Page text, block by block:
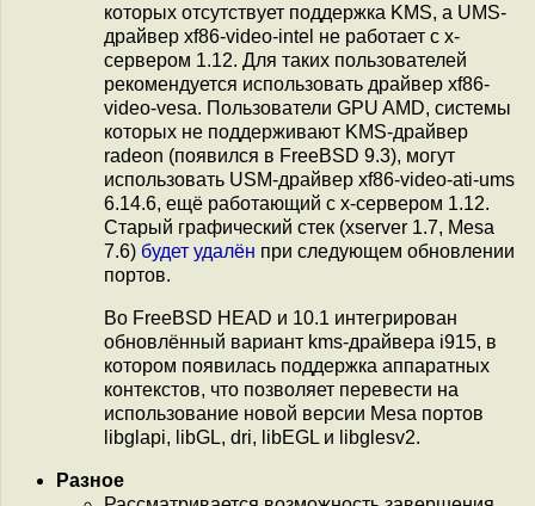
которых отсутствует поддержка KMS, а UMS-
драйвер xf86-video-intel не работает с x-
сервером 1.12. Для таких пользователей
рекомендуется использовать драйвер xf86-
video-vesa. Пользователи GPU AMD, системы
которых не поддерживают KMS-драйвер
radeon (появился в FreeBSD 9.3), могут
использовать USM-драйвер xf86-video-ati-ums
6.14.6, ещё работающий с x-сервером 1.12.
Старый графический стек (xserver 1.7, Mesa
7.6) будет удалён при следующем обновлении
портов.
Во FreeBSD HEAD и 10.1 интегрирован
обновлённый вариант kms-драйвера i915, в
котором появилась поддержка аппаратных
контекстов, что позволяет перевести на
использование новой версии Mesa портов
libglapi, libGL, dri, libEGL и libglesv2.
Разное